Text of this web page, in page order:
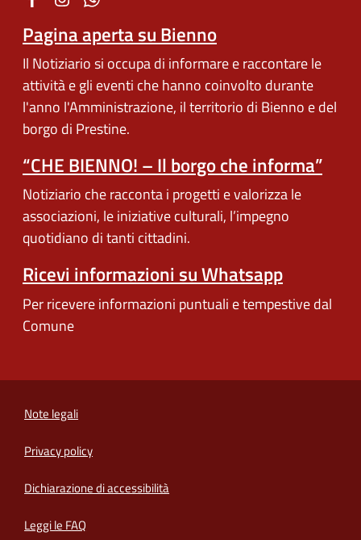
Pagina aperta su Bienno
Il Notiziario si occupa di informare e raccontare le
attività e gli eventi che hanno coinvolto durante
l'anno l'Amministrazione, il territorio di Bienno e del
borgo di Prestine.
“CHE BIENNO! – Il borgo che informa”
Notiziario che racconta i progetti e valorizza le
associazioni, le iniziative culturali, l’impegno
quotidiano di tanti cittadini.
Ricevi informazioni su Whatsapp
Per ricevere informazioni puntuali e tempestive dal
Comune
Note legali
Privacy policy
Dichiarazione di accessibilità
Leggi le FAQ